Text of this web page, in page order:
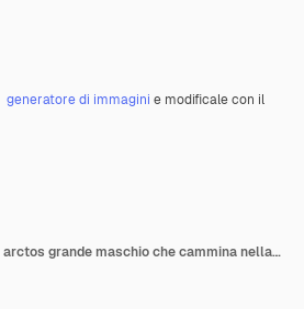
generatore di immagini e modificale con il
L'orso bruno Ursus arctos grande maschio che cammina nella foresta